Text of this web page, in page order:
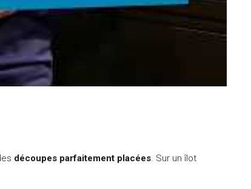
découpes parfaitement placées. Sur un îlot